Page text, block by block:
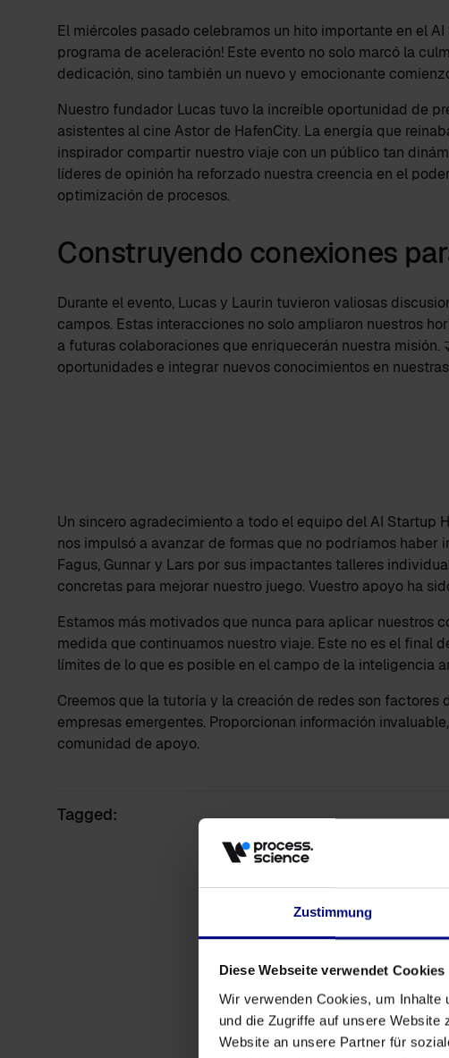
Zustimmung
Diese Webseite verwendet Cookies
Wir verwenden Cookies, um Inhalte
und die Zugriffe auf unsere
Website an unsere Partner für
El miércoles pasado celebramos un hito importante en el
programa de aceleración! Este evento no solo marcó la
dedicación, sino también un nuevo y emocionante
Nuestro fundador Lucas tuvo la increíble oportunidad de
asistentes al cine Astor de HafenCity. La energía que
inspirador compartir nuestro viaje con un público tan
líderes de opinión ha reforzado nuestra creencia en el
optimización de procesos.
Construyendo conexiones
Durante el evento, Lucas y Laurin tuvieron valiosas
campos. Estas interacciones no solo ampliaron nuestros
a futuras colaboraciones que enriquecerán nuestra misión.
oportunidades e integrar nuevos conocimientos en
Un sincero agradecimiento a todo el equipo del AI Startup
nos impulsó a avanzar de formas que no podríamos haber
Fagus, Gunnar y Lars por sus impactantes talleres
concretas para mejorar nuestro juego. Vuestro apoyo ha
Estamos más motivados que nunca para aplicar nuestros
medida que continuamos nuestro viaje. Este no es el final
límites de lo que es posible en el campo de la inteligencia
Creemos que la tutoría y la creación de redes son factores
empresas emergentes. Proporcionan información
comunidad de apoyo.
Tagged: